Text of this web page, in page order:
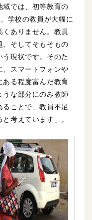
域では、初等教育の
学校の教員が大幅に
ありません。教員
、そしてそもそもの
現状です。そのた
、スマートフォンや
ある程度富んだ教育
な部分にのみ教師
ことで、教員不足
考えています」。